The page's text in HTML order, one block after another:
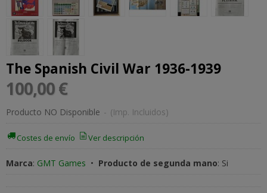
The Spanish Civil War 1936-1939
100,00 €
Producto NO Disponible - (Imp. Incluidos)
Costes de envío Ver descripción
Marca: GMT Games • Producto de segunda mano: Si